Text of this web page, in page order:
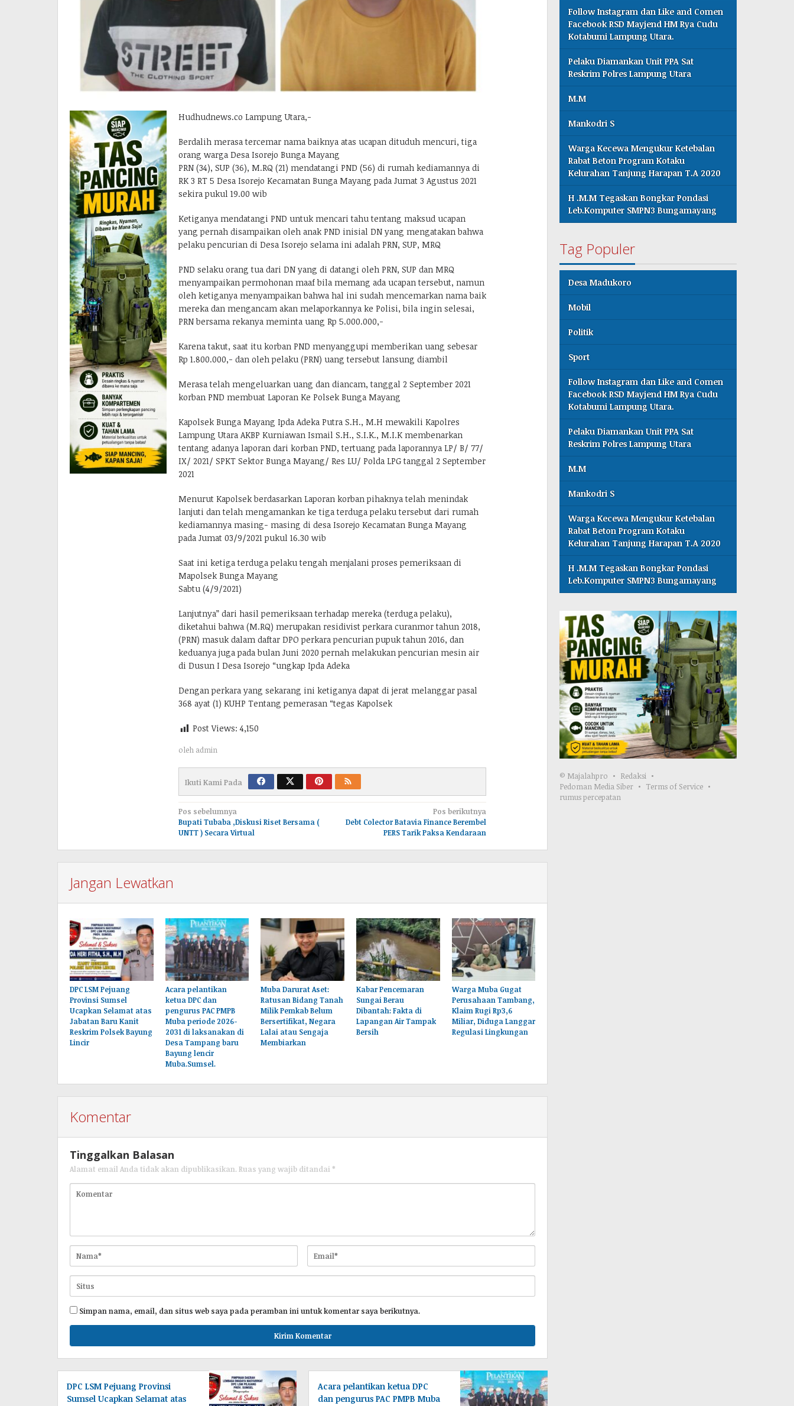
Hudhudnews.co Lampung Utara,-
Berdalih merasa tercemar nama baiknya atas ucapan dituduh mencuri, tiga
orang warga Desa Isorejo Bunga Mayang
PRN (34), SUP (36), M.RQ (21) mendatangi PND (56) di rumah kediamannya di
RK 3 RT 5 Desa Isorejo Kecamatan Bunga Mayang pada Jumat 3 Agustus 2021
sekira pukul 19.00 wib
Ketiganya mendatangi PND untuk mencari tahu tentang maksud ucapan
yang pernah disampaikan oleh anak PND inisial DN yang mengatakan bahwa
pelaku pencurian di Desa Isorejo selama ini adalah PRN, SUP, MRQ
PND selaku orang tua dari DN yang di datangi oleh PRN, SUP dan MRQ
menyampaikan permohonan maaf bila memang ada ucapan tersebut, namun
oleh ketiganya menyampaikan bahwa hal ini sudah mencemarkan nama baik
mereka dan mengancam akan melaporkannya ke Polisi, bila ingin selesai,
PRN bersama rekanya meminta uang Rp 5.000.000,-
Karena takut, saat itu korban PND menyanggupi memberikan uang sebesar
Rp 1.800.000,- dan oleh pelaku (PRN) uang tersebut lansung diambil
Merasa telah mengeluarkan uang dan diancam, tanggal 2 September 2021
korban PND membuat Laporan Ke Polsek Bunga Mayang
Kapolsek Bunga Mayang Ipda Adeka Putra S.H., M.H mewakili Kapolres
Lampung Utara AKBP Kurniawan Ismail S.H., S.I.K., M.I.K membenarkan
tentang adanya laporan dari korban PND, tertuang pada laporannya LP/ B/ 77/
IX/ 2021/ SPKT Sektor Bunga Mayang/ Res LU/ Polda LPG tanggal 2 September
2021
Menurut Kapolsek berdasarkan Laporan korban pihaknya telah menindak
lanjuti dan telah mengamankan ke tiga terduga pelaku tersebut dari rumah
kediamannya masing- masing di desa Isorejo Kecamatan Bunga Mayang
pada Jumat 03/9/2021 pukul 16.30 wib
Saat ini ketiga terduga pelaku tengah menjalani proses pemeriksaan di
Mapolsek Bunga Mayang
Sabtu (4/9/2021)
Lanjutnya” dari hasil pemeriksaan terhadap mereka (terduga pelaku),
diketahui bahwa (M.RQ) merupakan residivist perkara curanmor tahun 2018,
(PRN) masuk dalam daftar DPO perkara pencurian pupuk tahun 2016, dan
keduanya juga pada bulan Juni 2020 pernah melakukan pencurian mesin air
di Dusun I Desa Isorejo “ungkap Ipda Adeka
Dengan perkara yang sekarang ini ketiganya dapat di jerat melanggar pasal
368 ayat (1) KUHP Tentang pemerasan “tegas Kapolsek
Post Views: 4,150
oleh admin
Ikuti Kami Pada
Navigasi
pos
Pos sebelumnya
Bupati Tubaba ,Diskusi Riset Bersama (
UNTT ) Secara Virtual
Pos berikutnya
Debt Colector Batavia Finance Berembel
PERS Tarik Paksa Kendaraan
Jangan Lewatkan
DPC LSM Pejuang
Provinsi Sumsel
Ucapkan Selamat atas
Jabatan Baru Kanit
Reskrim Polsek Bayung
Lincir
Acara pelantikan
ketua DPC dan
pengurus PAC PMPB
Muba periode 2026-
2031 di laksanakan di
Desa Tampang baru
Bayung lencir
Muba.Sumsel.
Muba Darurat Aset:
Ratusan Bidang Tanah
Milik Pemkab Belum
Bersertifikat, Negara
Lalai atau Sengaja
Membiarkan
Kabar Pencemaran
Sungai Berau
Dibantah: Fakta di
Lapangan Air Tampak
Bersih
Warga Muba Gugat
Perusahaan Tambang,
Klaim Rugi Rp3,6
Miliar, Diduga Langgar
Regulasi Lingkungan
Komentar
Tinggalkan Balasan
Alamat email Anda tidak akan dipublikasikan. Ruas yang wajib ditandai *
Simpan nama, email, dan situs web saya pada peramban ini untuk komentar saya berikutnya.
DPC LSM Pejuang Provinsi
Sumsel Ucapkan Selamat atas
Acara pelantikan ketua DPC
dan pengurus PAC PMPB Muba
Follow Instagram dan Like and Comen
Facebook RSD Mayjend HM Rya Cudu
Kotabumi Lampung Utara.
Pelaku Diamankan Unit PPA Sat
Reskrim Polres Lampung Utara
M.M
Mankodri S
Warga Kecewa Mengukur Ketebalan
Rabat Beton Program Kotaku
Kelurahan Tanjung Harapan T.A 2020
H .M.M Tegaskan Bongkar Pondasi
Leb.Komputer SMPN3 Bungamayang
Tag Populer
Desa Madukoro
Mobil
Politik
Sport
Follow Instagram dan Like and Comen
Facebook RSD Mayjend HM Rya Cudu
Kotabumi Lampung Utara.
Pelaku Diamankan Unit PPA Sat
Reskrim Polres Lampung Utara
M.M
Mankodri S
Warga Kecewa Mengukur Ketebalan
Rabat Beton Program Kotaku
Kelurahan Tanjung Harapan T.A 2020
H .M.M Tegaskan Bongkar Pondasi
Leb.Komputer SMPN3 Bungamayang
© Majalahpro
Redaksi
Pedoman Media Siber
Terms of Service
rumus percepatan